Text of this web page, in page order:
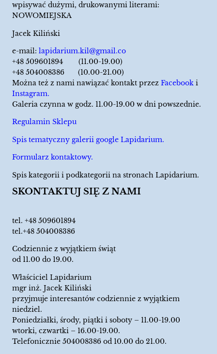
wpisywać dużymi, drukowanymi literami:
NOWOMIEJSKA
Jacek Kiliński
e-mail: lapidarium.kil@gmail.co
+48 509601894 (11.00-19.00)
+48 504008386 (10.00-21.00)
Można też z nami nawiązać kontakt przez Facebook i
Instagram.
Galeria czynna w godz. 11.00-19.00 w dni powszednie.
Regulamin Sklepu
Spis tematyczny galerii google Lapidarium.
Formularz kontaktowy.
Spis kategorii i podkategorii na stronach Lapidarium.
SKONTAKTUJ SIĘ Z NAMI
tel. +48 509601894
tel.+48 504008386
Codziennie z wyjątkiem świąt
od 11.00 do 19.00.
Właściciel Lapidarium
mgr inż. Jacek Kiliński
przyjmuje interesantów codziennie z wyjątkiem
niedziel.
Poniedziałki, środy, piątki i soboty – 11.00-19.00
wtorki, czwartki – 16.00-19.00.
Telefonicznie 504008386 od 10.00 do 21.00.